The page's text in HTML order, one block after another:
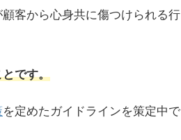
客から心身共に傷つけられる行
です。
を定めたガイドラインを策定中で